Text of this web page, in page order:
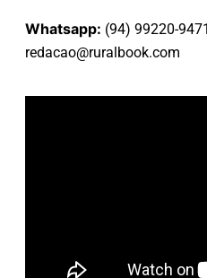
Whatsapp: (94) 99220-
redacao@ruralbook.com